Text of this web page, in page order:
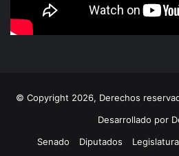
© Copyright 2026, Derechos
Desarrollado por
Senado
Diputados Legislatura